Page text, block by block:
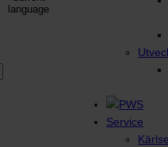
Service